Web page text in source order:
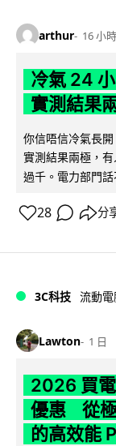
arthur 16 小時
冷氣 24
實測結果
你信唔信冷氣長
實測結果兩極，
過千。電力部門
28 分
3C科技 流動
Lawton 1 日
2026 買
優惠 從極
的高效能